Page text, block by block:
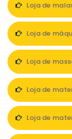
Loja de
Loja de
Loja de
Loja de
Loja de